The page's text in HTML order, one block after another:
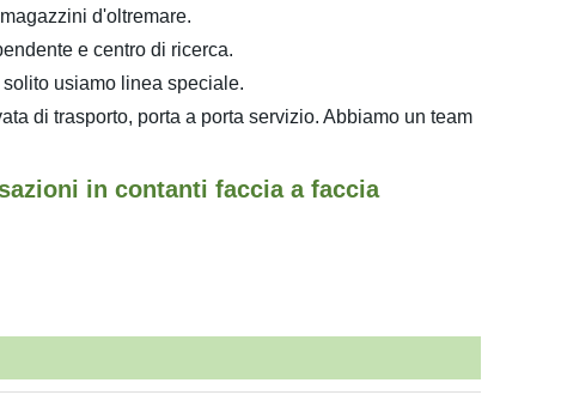
d'oltremare.
e centro di ricerca.
usiamo linea speciale.
di trasporto, porta a porta servizio. Abbiamo un team
in contanti faccia a faccia